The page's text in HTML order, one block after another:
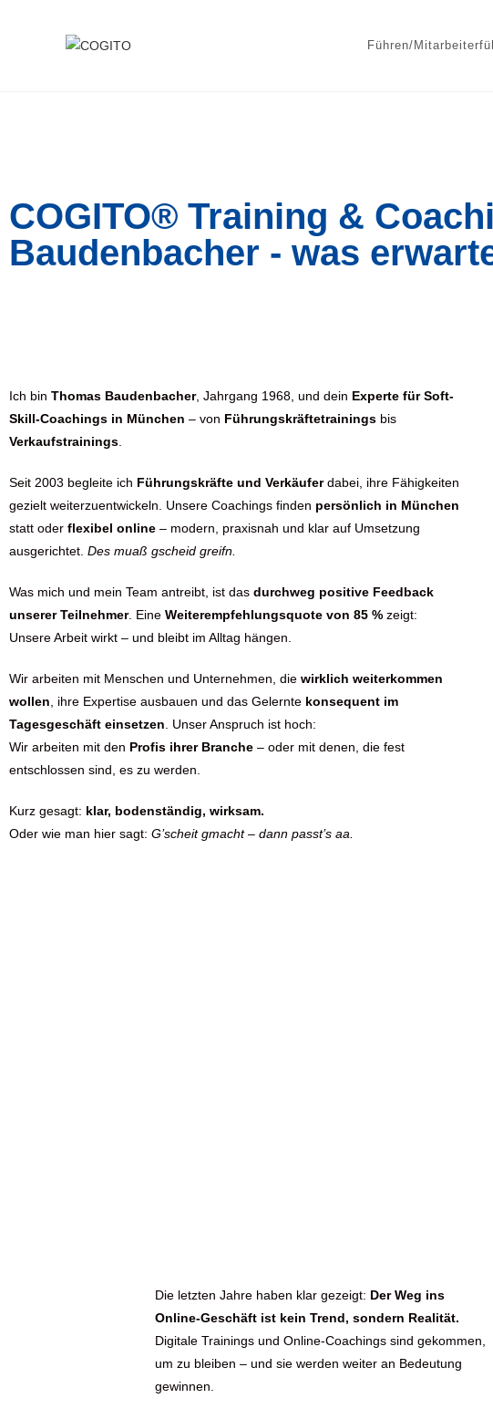
Führen/
COGITO® Training &
Baudenbacher - was
Ich bin Thomas Baudenbacher, Jahrgang 1968, und dein Experte für Soft-
Skill-Coachings in München – von Führungskräftetrainings bis
Verkaufstrainings
Seit 2003 begleite ich Führungskräfte und Verkäuferdabei, ihre Fähigkeiten
gezielt weiterzuentwickeln. Unsere Coachings finden persönlich in München
statt oder flexibel online – modern, praxisnah und klar auf Umsetzung
ausgerichtet. Des muaß gscheid greifn.
Was mich und mein Team antreibt, ist das durchweg positive Feedback
unserer Teilnehmer. Eine Weiterempfehlungsquote von 85 % zeigt:
Unsere Arbeit wirkt – und bleibt im Alltag hängen.
Wir arbeiten mit Menschen und Unternehmen, die wirklich weiterkommen
wollen , ihre Expertise ausbauen und das Gelernte konsequent im
Tagesgeschäft einsetzen . Unser Anspruch ist hoch:
Wir arbeiten mit den Profis ihrer Branche – oder mit denen, die fest
entschlossen sind, es zu werden.
Kurz gesagt: klar, bodenständig, wirksam.
Oder wie man hier sagt: G’scheit gmacht – dann passt’s aa.
Die letzten Jahre haben klar gezeigt: Der Weg ins
Online-Geschäft ist kein Trend, sondern Realität.
Digitale Trainings und Online-Coachings sind gekommen,
um zu bleiben – und sie werden weiter an Bedeutung
gewinnen.